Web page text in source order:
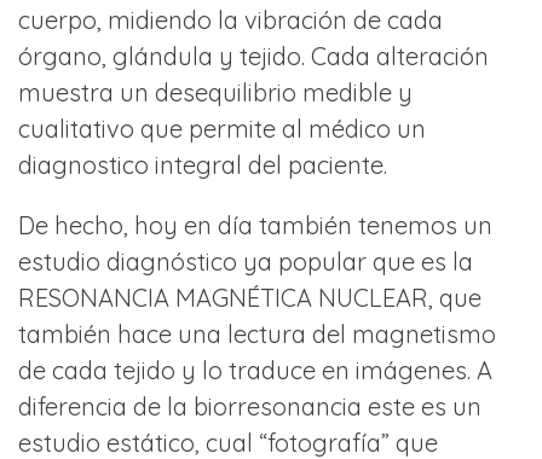
cuerpo, midiendo la vibración de cada
órgano, glándula y tejido. Cada alteración
muestra un desequilibrio medible y
cualitativo que permite al médico un
diagnostico integral del paciente.
De hecho, hoy en día también tenemos un
estudio diagnóstico ya popular que es la
RESONANCIA MAGNÉTICA NUCLEAR, que
también hace una lectura del magnetismo
de cada tejido y lo traduce en imágenes. A
diferencia de la biorresonancia este es un
estudio estático, cual “fotografía” que